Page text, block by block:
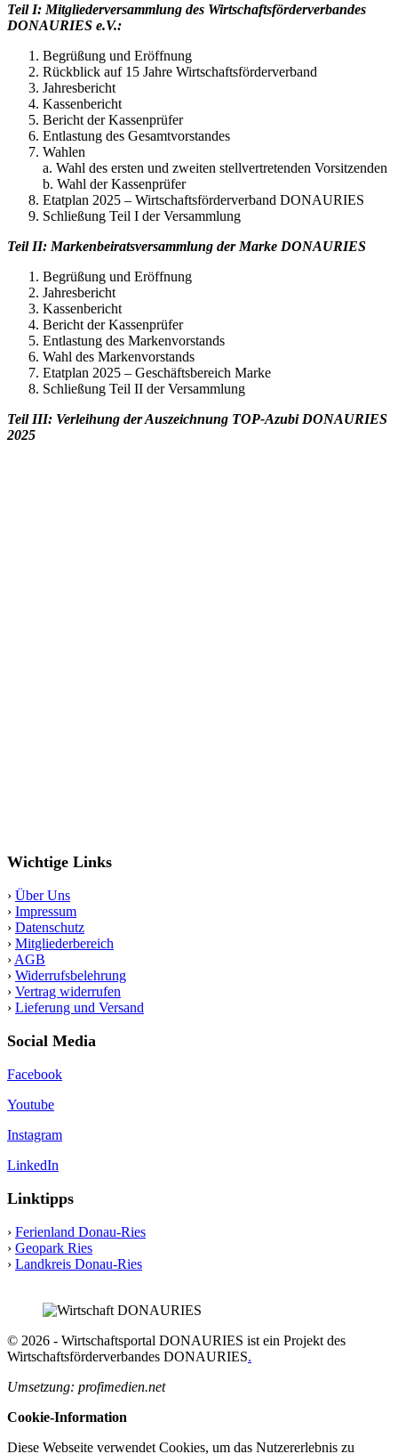
Teil I: Mitgliederversammlung des Wirtschaftsförderverbandes
DONAURIES e.V.:
Begrüßung und Eröffnung
Rückblick auf 15 Jahre Wirtschaftsförderverband
Jahresbericht
Kassenbericht
Bericht der Kassenprüfer
Entlastung des Gesamtvorstandes
Wahlen
a. Wahl des ersten und zweiten stellvertretenden Vorsitzenden
b. Wahl der Kassenprüfer
Etatplan 2025 – Wirtschaftsförderverband DONAURIES
Schließung Teil I der Versammlung
Teil II: Markenbeiratsversammlung der Marke DONAURIES
Begrüßung und Eröffnung
Jahresbericht
Kassenbericht
Bericht der Kassenprüfer
Entlastung des Markenvorstands
Wahl des Markenvorstands
Etatplan 2025 – Geschäftsbereich Marke
Schließung Teil II der Versammlung
Teil III: Verleihung der Auszeichnung TOP-Azubi DONAURIES
2025
Wichtige Links
› Über Uns
› Impressum
› Datenschutz
› Mitgliederbereich
› AGB
› Widerrufsbelehrung
› Vertrag widerrufen
› Lieferung und Versand
Social Media
Facebook
Youtube
Instagram
LinkedIn
Linktipps
› Ferienland Donau-Ries
› Geopark Ries
› Landkreis Donau-Ries
© 2026 - Wirtschaftsportal DONAURIES ist ein Projekt des
Wirtschaftsförderverbandes DONAURIES.
Umsetzung: profimedien.net
Cookie-Information
Diese Webseite verwendet Cookies, um das Nutzererlebnis zu